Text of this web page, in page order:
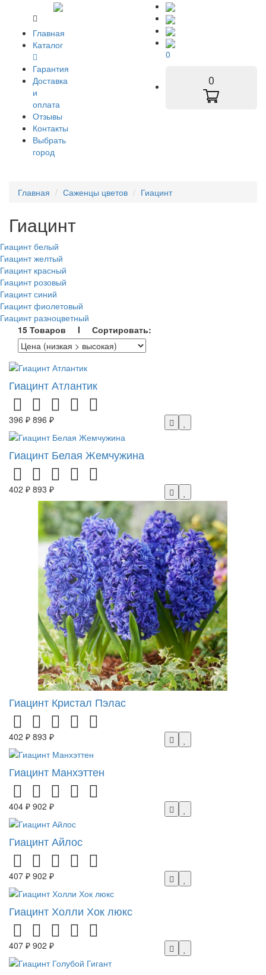
Главная
Каталог
Гарантия
Доставка
и
оплата
Отзывы
Контакты
Выбрать
город
0
0
Главная Саженцы цветов Гиацинт
Гиацинт
Гиацинт белый
Гиацинт желтый
Гиацинт красный
Гиацинт розовый
Гиацинт синий
Гиацинт фиолетовый
Гиацинт разноцветный
15 Товаров I Сортировать:
Гиацинт Атлантик
396 ₽ 896 ₽
Гиацинт Белая Жемчужина
402 ₽ 893 ₽
Гиацинт Кристал Пэлас
402 ₽ 893 ₽
Гиацинт Манхэттен
404 ₽ 902 ₽
Гиацинт Айлос
407 ₽ 902 ₽
Гиацинт Холли Хок люкс
407 ₽ 902 ₽